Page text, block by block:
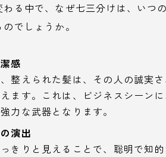
る中で、なぜ七三分けは、いつ
でしょうか。
感
整えられた髪は、その人の誠実
ます。これは、ビジネスシーン
力な武器となります。
演出
きりと見えることで、聡明で知